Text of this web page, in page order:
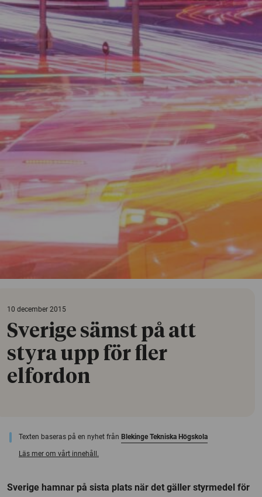
10 december 2015
Sverige sämst på att
styra upp för fler
elfordon
Texten baseras på en nyhet från Blekinge Tekniska Högskola
Läs mer om vårt innehåll.
Sverige hamnar på sista plats när det gäller styrmedel för